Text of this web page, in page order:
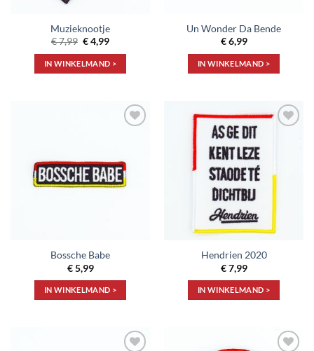
Muzieknootje
€7,99 Oorspronkelijke
prijs
was:
€ 7,99.
€4,99Huidige
is:
€ 4,99.
IN WINKELMAND >
Un Wonder Da Bende
€6,99
IN WINKELMAND >
Bossche Babe
€5,99
IN WINKELMAND >
verlanglijst
Hendrien 2020
€7,99
IN WINKELMAND >